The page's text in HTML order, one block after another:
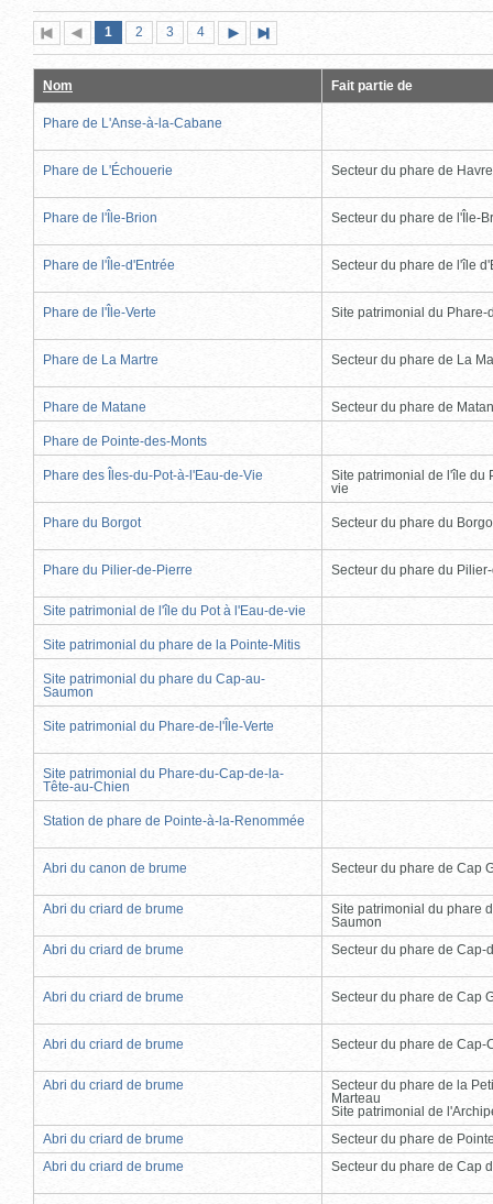
Première
page
Page
précédente
Page
1 (page
actuelle)
Page
2 Page
3 Page
4
suivante
page
Nom Fait partie de
Phare de L'Anse-à-la-Cabane
Phare de L'Échouerie Secteur du phare de
Phare de l'Île-Brion Secteur du phare de l'Île-
Phare de l'Île-d'Entrée Secteur du phare de l'île
Phare de l'Île-Verte Site patrimonial du Phare-
Phare de La Martre Secteur du phare de La
Phare de Matane Secteur du phare de
Phare de Pointe-des-Monts
Phare des Îles-du-Pot-à-l'Eau-de-Vie
Site patrimonial de l'île du
vie
Phare du Borgot Secteur du phare du
Phare du Pilier-de-Pierre Secteur du phare du
Site patrimonial de l'île du Pot à l'Eau-de-vie
Site patrimonial du phare de la Pointe-Mitis
Site patrimonial du phare du Cap-au-
Saumon
Site patrimonial du Phare-de-l'Île-Verte
Site patrimonial du Phare-du-Cap-de-la-
Tête-au-Chien
Station de phare de Pointe-à-la-Renommée
Abri du canon de brume Secteur du phare de Cap
Abri du criard de brume
Site patrimonial du phare
Saumon
Abri du criard de brume
Secteur du phare de Cap-
Abri du criard de brume Secteur du phare de Cap
Abri du criard de brume Secteur du phare de Cap-
Abri du criard de brume
Secteur du phare de la
Marteau
Site patrimonial de
Abri du criard de brume
Secteur du phare de
Abri du criard de brume
Secteur du phare de Cap